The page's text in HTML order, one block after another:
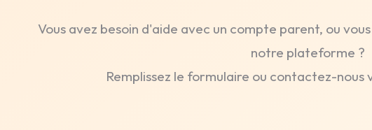
Vous avez besoin d'aide avec un compte parent, ou
notre plateforme ?
Remplissez le formulaire ou contactez-nous